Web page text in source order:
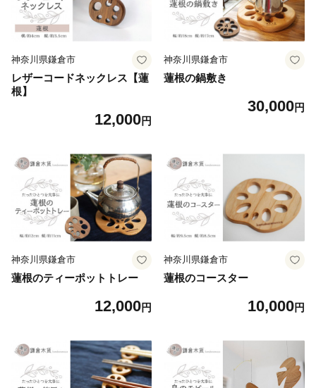
神奈川県鎌倉市
レザーコードネックレス【蓮
根】
12,000円
神奈川県鎌倉市
蓮根の鍋敷き
30,000円
神奈川県鎌倉市
蓮根のティーポットトレー
12,000円
神奈川県鎌倉市
蓮根のコースター
10,000円